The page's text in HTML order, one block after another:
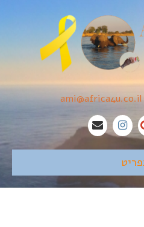
ami@africa4u.co.il